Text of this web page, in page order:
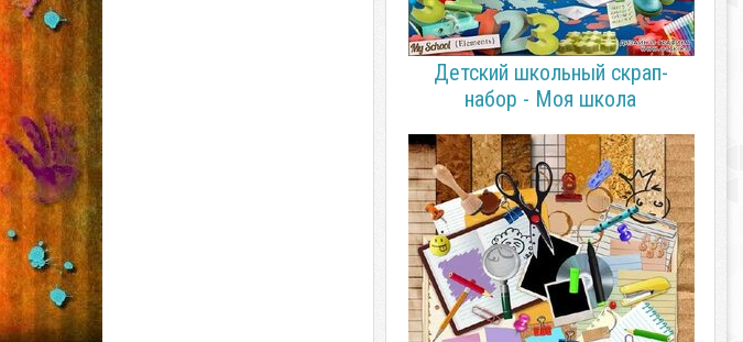
Детский школьный скрап-
набор - Моя школа